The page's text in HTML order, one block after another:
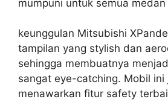
mumpuni untuk semua medan
keunggulan Mitsubishi
tampilan yang stylish dan
sehingga membuatnya
sangat eye-catching. Mobil ini
menawarkan fitur safety